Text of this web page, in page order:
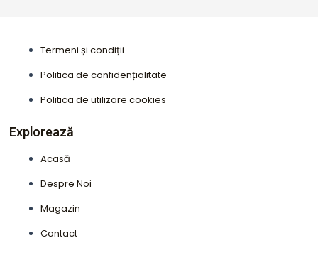
Termeni și condiții
Politica de confidențialitate
Politica de utilizare cookies
Explorează
Acasă
Despre Noi
Magazin
Contact